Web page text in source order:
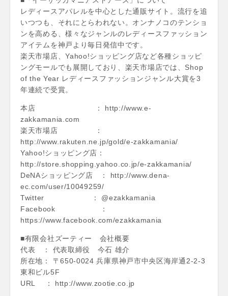
レディースアパレルを中心とした通販サイト。流行を追
いつつも、それにとらわれない。オンナノコのテンショ
ンを高める、様々なジャンルのレディースファッション
アイテムを神戸より毎日発信中です。
楽天市場店、Yahoo!ショッピング店など各種ショッピ
ングモールでも展開しており、楽天市場店では、Shop
of the Year レディースファッションジャンル大賞を3
年連続で受賞。
本店 ： http://www.e-
zakkamania.com
楽天市場店 ：
http://www.rakuten.ne.jp/gold/e-zakkamania/
Yahoo!ショッピング店：
http://store.shopping.yahoo.co.jp/e-zakkamania/
DeNAショッピング店 ： http://www.dena-
ec.com/user/10049259/
Twitter ： @ezakkamania
Facebook ：
https://www.facebook.com/ezakkamania
■有限会社ズーティー 会社概要
代表 ： 代表取締役 今石 雄介
所在地： 〒650-0024 兵庫県神戸市中央区海岸通2-2-3
東和ビル5F
URL ： http://www.zootie.co.jp